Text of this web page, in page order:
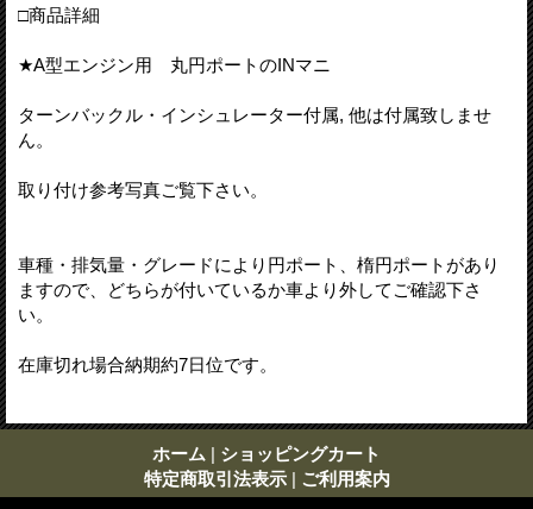
□商品詳細
★A型エンジン用 丸円ポートのINマニ
ターンバックル・インシュレーター付属, 他は付属致しませ
ん。
取り付け参考写真ご覧下さい。
車種・排気量・グレードにより円ポート、楕円ポートがあり
ますので、どちらが付いているか車より外してご確認下さ
い。
在庫切れ場合納期約7日位です。
ホーム | ショッピングカート
特定商取引法表示 | ご利用案内